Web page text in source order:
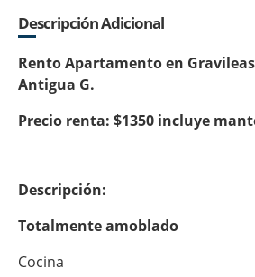
Descripción Adicional
Rento Apartamento en
Antigua G.
Precio renta: $1350 incluye
Descripción:
Totalmente amoblado
Cocina